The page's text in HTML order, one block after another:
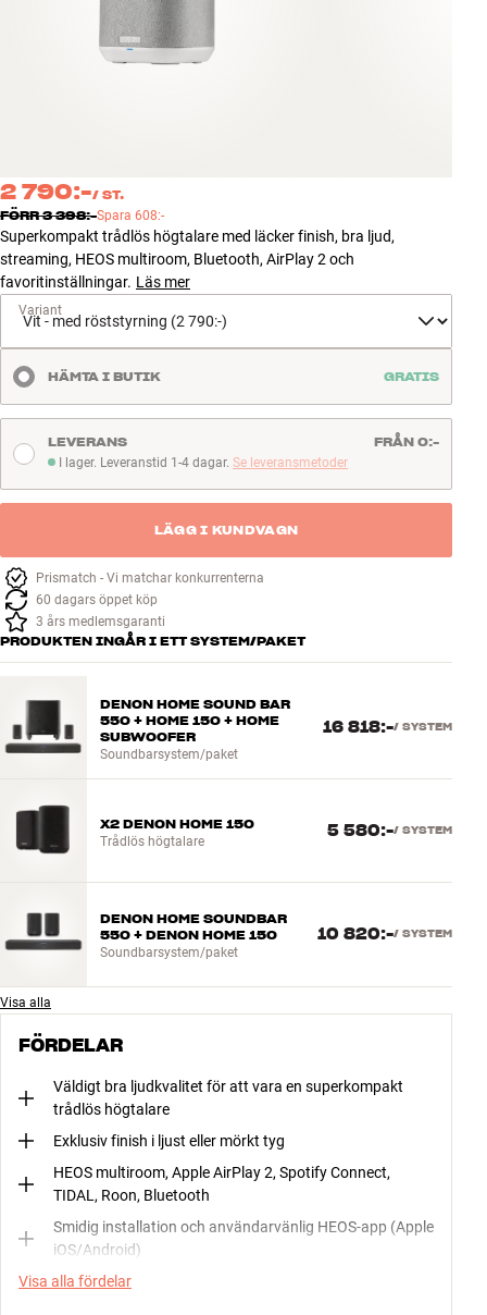
Tillbehör
NYHETER
ERBJUDANDEN
Hitta Butik
Kundtjänst
Kundtjänst
Bygg med ljud
Företag
2 790:-/ ST.
FÖRR3 398:-Spara 608:-
Superkompakt trådlös högtalare med läcker finish, bra ljud,
streaming, HEOS multiroom, Bluetooth, AirPlay 2 och
favoritinställningar. Läs mer
Variant
HÄMTA I BUTIK GRATIS
I lager. Leveranstid 1-4 dagar
I lager. Leveranstid 1-4 dagar. Se leveransmetoder
LEVERANS FRÅN 0:-
LÄGG I KUNDVAGN
Prismatch - Vi matchar konkurrenterna
60 dagars öppet köp
3 års medlemsgaranti
PRODUKTEN INGÅR I ETT SYSTEM/PAKET
DENON HOME SOUND BAR
550 + HOME 150 + HOME
SUBWOOFER
Soundbarsystem/paket
16 818:-/ SYSTEM
X2 DENON HOME 150
Trådlös högtalare
5 580:-/ SYSTEM
DENON HOME SOUNDBAR
550 + DENON HOME 150
Soundbarsystem/paket
10 820:-/ SYSTEM
Visa alla
FÖRDELAR
Väldigt bra ljudkvalitet för att vara en superkompakt
trådlös högtalare
Exklusiv finish i ljust eller mörkt tyg
HEOS multiroom, Apple AirPlay 2, Spotify Connect,
TIDAL, Roon, Bluetooth
Smidig installation och användarvänlig HEOS-app (Apple
iOS/Android)
Visa alla fördelar